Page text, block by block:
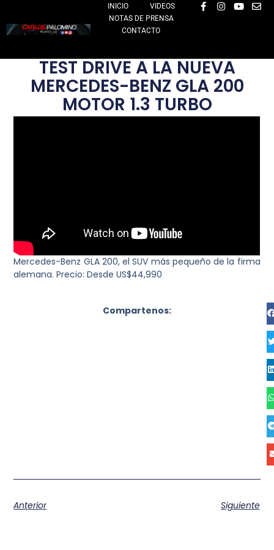
al
contenido
INICIO
VIDEOS
NOTAS DE PRENSA
CONTACTO
F
a
o
k
-
f
I
n
r
a
m
Y
o
e
E
n
p
TEST DRIVE A LA NUEVA
MERCEDES-BENZ GLA 200
MOTOR 1.3 TURBO
Mercedes-Benz GLA 200, el SUV más pequeño de la firma
alemana. Precio: Desde US$44,990
Compartenos:
Anterior Siguiente